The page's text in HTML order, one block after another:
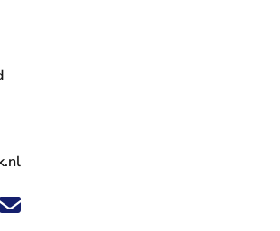
- U verlaat Rechtspraak.nl
- U verlaat Rechtspraak.nl
Instagram - U verlaat Rechtspraak.nl
op Youtube - U verlaat Rechtspraak.nl
ons op LinkedIn - U verlaat
'Blijf op de hoogte' nieuwsbrief - U verlaat